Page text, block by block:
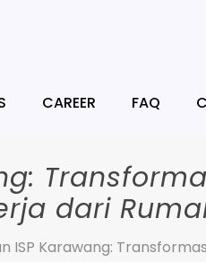
CAREER FAQ
dari
ISP Karawang: